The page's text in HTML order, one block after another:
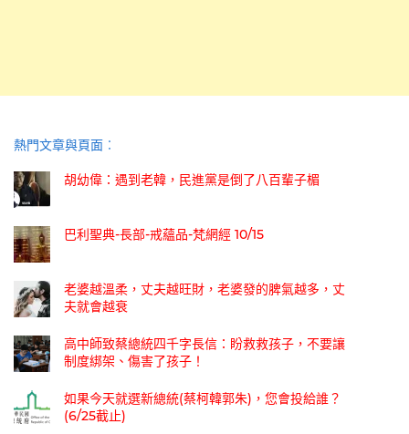
熱門文章與頁面︰
胡幼偉：遇到老韓，民進黨是倒了八百輩子楣
巴利聖典-長部-戒蘊品-梵網經 10/15
老婆越溫柔，丈夫越旺財，老婆發的脾氣越多，丈
夫就會越衰
高中師致蔡總統四千字長信：盼救救孩子，不要讓
制度綁架、傷害了孩子！
如果今天就選新總統(蔡柯韓郭朱)，您會投給誰？
(6/25截止)